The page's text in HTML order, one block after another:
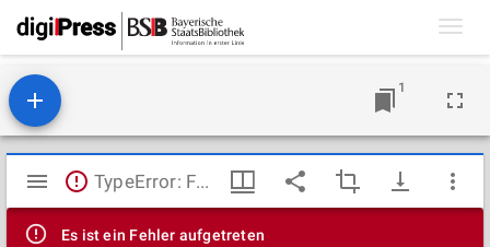
1
Mirador
Viewer
TypeError: Failed to fetch
Es ist ein Fehler aufgetreten